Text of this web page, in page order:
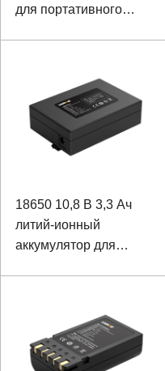
для портативного
18650 10,8 В 3,3 Ач
литий-ионный
аккумулятор для